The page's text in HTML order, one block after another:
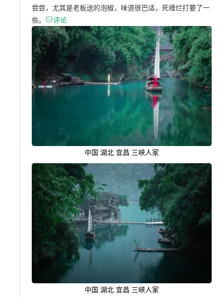
尝尝，尤其是老板送的泡椒，味道很巴适，死缠烂打要了一
些。 评论
中国 湖北 宜昌 三峡人家
中国 湖北 宜昌 三峡人家